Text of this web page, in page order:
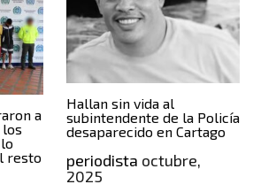
a
resto
Hallan sin vida al
subintendente de la Policía
desaparecido en Cartago
periodista octubre,
2025